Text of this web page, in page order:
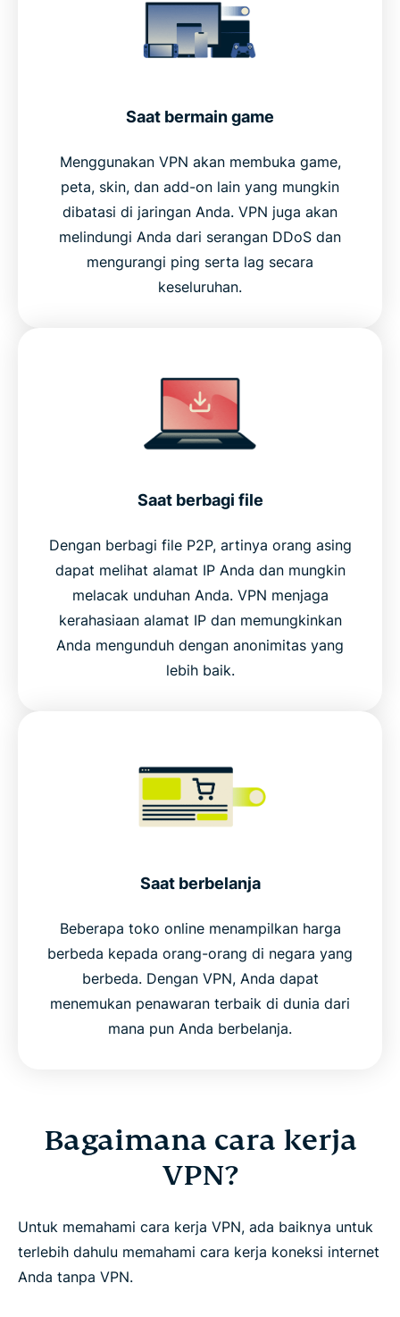
Saat bermain game
Menggunakan VPN akan membuka game,
peta, skin, dan add-on lain yang mungkin
dibatasi di jaringan Anda. VPN juga akan
melindungi Anda dari serangan DDoS dan
mengurangi ping serta lag secara
keseluruhan.
Saat berbagi file
Dengan berbagi file P2P, artinya orang asing
dapat melihat alamat IP Anda dan mungkin
melacak unduhan Anda. VPN menjaga
kerahasiaan alamat IP dan memungkinkan
Anda mengunduh dengan anonimitas yang
lebih baik.
Saat berbelanja
Beberapa toko online menampilkan harga
berbeda kepada orang-orang di negara yang
berbeda. Dengan VPN, Anda dapat
menemukan penawaran terbaik di dunia dari
mana pun Anda berbelanja.
Bagaimana cara kerja
VPN?
Untuk memahami cara kerja VPN, ada baiknya untuk
terlebih dahulu memahami cara kerja koneksi internet
Anda tanpa VPN.